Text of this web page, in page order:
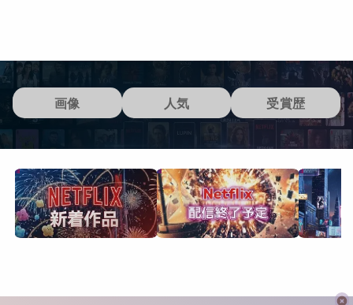
画像 人気 受賞歴